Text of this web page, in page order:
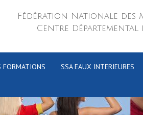
Fédération Nationale des
Centre Départemental
FORMATIONS SSA EAUX INTERIEURES